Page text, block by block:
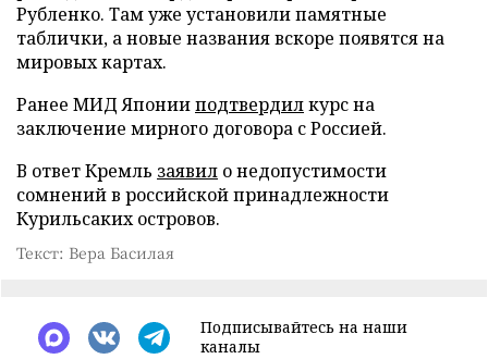
Рубленко. Там уже установили памятные
таблички, а новые названия вскоре появятся на
мировых картах.
Ранее МИД Японииподтвердилкурс на
заключение мирного договора с Россией.
В ответ Кремль заявил о недопустимости
сомнений в российской принадлежности
Курильсаких островов.
Текст: Вера Басилая
Подписывайтесь на наши
каналы